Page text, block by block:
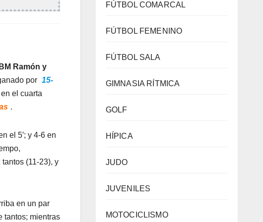
BM Ramón y
por 15-
el cuarta
.
el 5′; y 4-6 en
(11-23), y
en un par
tantos; mientras
FÚTBOL COMARCAL
FÚTBOL FEMENINO
FÚTBOL SALA
GIMNASIA RÍTMICA
GOLF
HÍPICA
JUDO
JUVENILES
MOTOCICLISMO